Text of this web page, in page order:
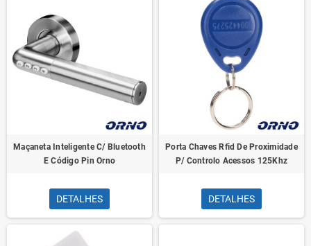
Maçaneta Inteligente C/ Bluetooth
E Código Pin Orno
DETALHES
Porta Chaves Rfid De Proximidade
P/ Controlo Acessos 125Khz
DETALHES